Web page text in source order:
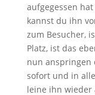
aufgegessen
kannst du ihn
zum Besucher,
Platz, ist das
nun anspringen
sofort und in
leine ihn wieder